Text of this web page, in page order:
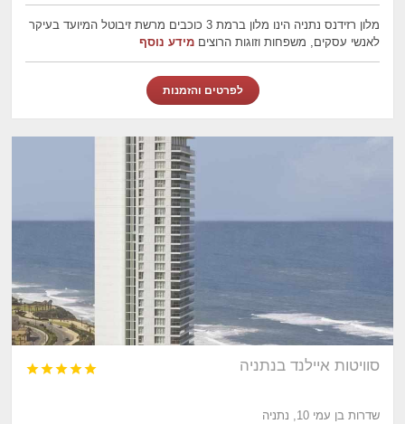
מלון רזידנס נתניה הינו מלון ברמת 3 כוכבים מרשת זיבוטל המיועד בעיקר
לאנשי עסקים, משפחות וזוגות הרוציםמידע נוסף
לפרטים והזמנות
סוויטות איילנד בנתניה 




שדרות בן עמי 10, נתניה